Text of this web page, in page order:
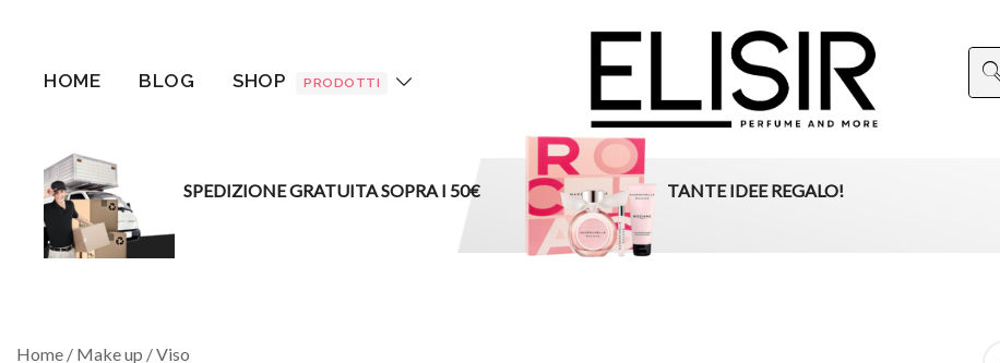
HOME BLOG SHOP PRODOTTI
ELISIR
La tua destinazione per il beauty, i profumi e la parafarmacia
SPEDIZIONE GRATUITA SOPRA I 50€ TANTE IDEE REGALO!
Home / Make up /Viso